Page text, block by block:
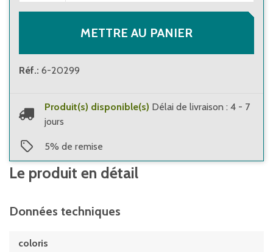
METTRE AU PANIER
Réf.: 6-20299
Produit(s) disponible(s) Délai de livraison : 4 - 7
jours
5% de remise
Le produit en détail
Données techniques
coloris